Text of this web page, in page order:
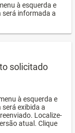
à esquerda e
será informada a
solicitado
à esquerda e
exibida a
Localize-
atual. Clique